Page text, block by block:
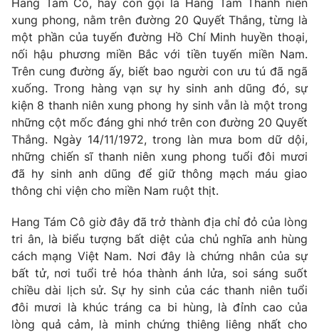
xung phong, nằm trên đường 20 Quyết Thắng, từng là
một phần của tuyến đường Hồ Chí Minh huyền thoại,
nối hậu phương miền Bắc với tiền tuyến miền Nam.
Trên cung đường ấy, biết bao người con ưu tú đã ngã
xuống. Trong hàng vạn sự hy sinh anh dũng đó, sự
kiện 8 thanh niên xung phong hy sinh vẫn là một trong
những cột mốc đáng ghi nhớ trên con đường 20 Quyết
Thắng. Ngày 14/11/1972, trong làn mưa bom dữ dội,
những chiến sĩ thanh niên xung phong tuổi đôi mươi
đã hy sinh anh dũng để giữ thông mạch máu giao
thông chi viện cho miền Nam ruột thịt.
Hang Tám Cô giờ đây đã trở thành địa chỉ đỏ của lòng
tri ân, là biểu tượng bất diệt của chủ nghĩa anh hùng
cách mạng Việt Nam. Nơi đây là chứng nhân của sự
bất tử, nơi tuổi trẻ hóa thành ánh lửa, soi sáng suốt
chiều dài lịch sử. Sự hy sinh của các thanh niên tuổi
đôi mươi là khúc tráng ca bi hùng, là đỉnh cao của
lòng quả cảm, là minh chứng thiêng liêng nhất cho